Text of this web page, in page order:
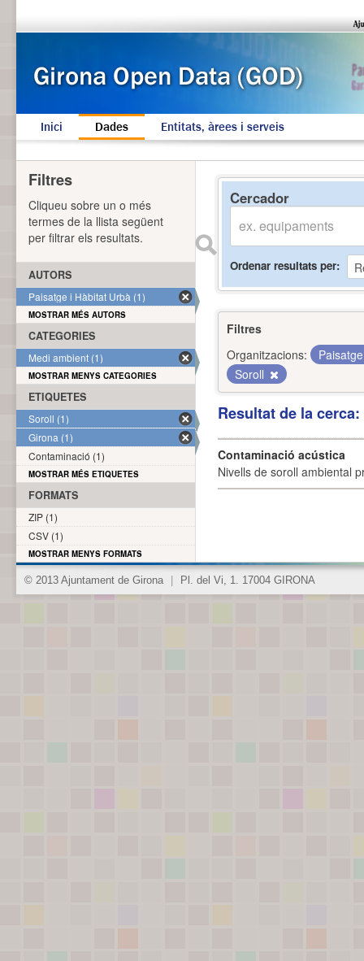
Inici Dades Entitats, àrees i serveis
Cercador
Ordenar resultats per
Filtres
Organitzacions:
Soroll
Resultat de la
Contaminació acústica
Nivells de soroll ambiental
Filtres
Cliqueu sobre un o més
termes de la llista següent
per filtrar els resultats.
AUTORS
Paisatge i Hàbitat Urbà (1)
MOSTRAR MÉS AUTORS
CATEGORIES
Medi ambient (1)
MOSTRAR MENYS CATEGORIES
ETIQUETES
Soroll (1)
Girona (1)
Contaminació (1)
MOSTRAR MÉS ETIQUETES
FORMATS
ZIP (1)
CSV (1)
MOSTRAR MENYS FORMATS
© 2013 Ajuntament de Girona Pl. del Vi, 1. 17004 GIRONA